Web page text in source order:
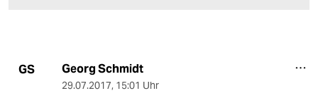
GS Georg Schmidt
29.07.2017, 15:01 Uhr